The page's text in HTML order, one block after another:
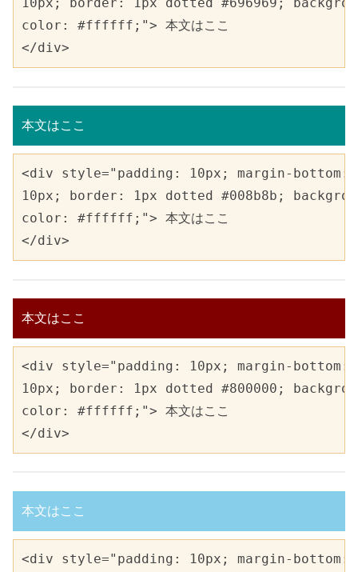
10px; border: 1px dotted #696969;
color: #ffffff;"> 本文はここ
</div>
本文はここ
<div style="padding: 10px; margin-bottom:
10px; border: 1px dotted #008b8b;
color: #ffffff;"> 本文はここ
</div>
本文はここ
<div style="padding: 10px; margin-bottom:
10px; border: 1px dotted #800000;
color: #ffffff;"> 本文はここ
</div>
本文はここ
<div style="padding: 10px; margin-bottom: